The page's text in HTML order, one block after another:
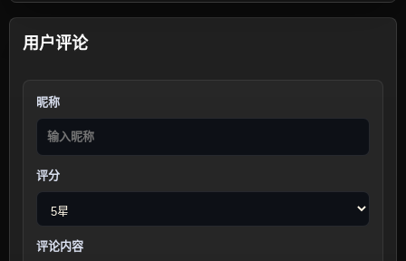
用户评论
昵称
评分
评论内容